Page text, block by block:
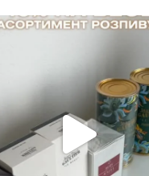
Знижка 15 % діє НА ОНЛАЙН